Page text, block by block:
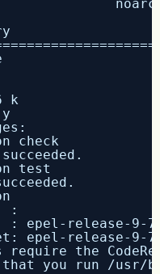
k
check
test
release-9-
release-9-
require the
that you run /usr/